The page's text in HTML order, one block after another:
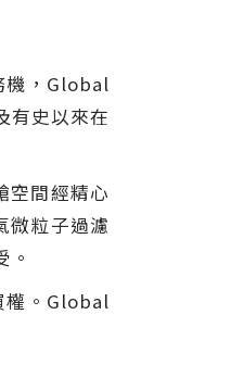
機，Global
有史以來在
空間經精心
微粒子過濾
權。Global